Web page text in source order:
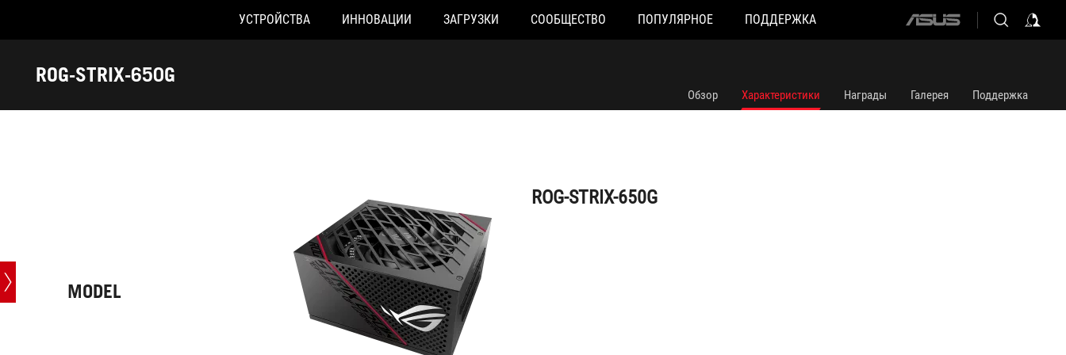
Accessibility links
УСТРОЙСТВА ИННОВАЦИИ ЗАГРУЗКИ СООБЩЕСТВО ПОПУЛЯРНОЕ ПОДДЕРЖКА
ASUS
ROG-STRIX-650G
Характеристики
Обзор Характеристики Награды Галерея Поддержка
MODEL
ROG-STRIX-650G
ROG-STRIX-650G